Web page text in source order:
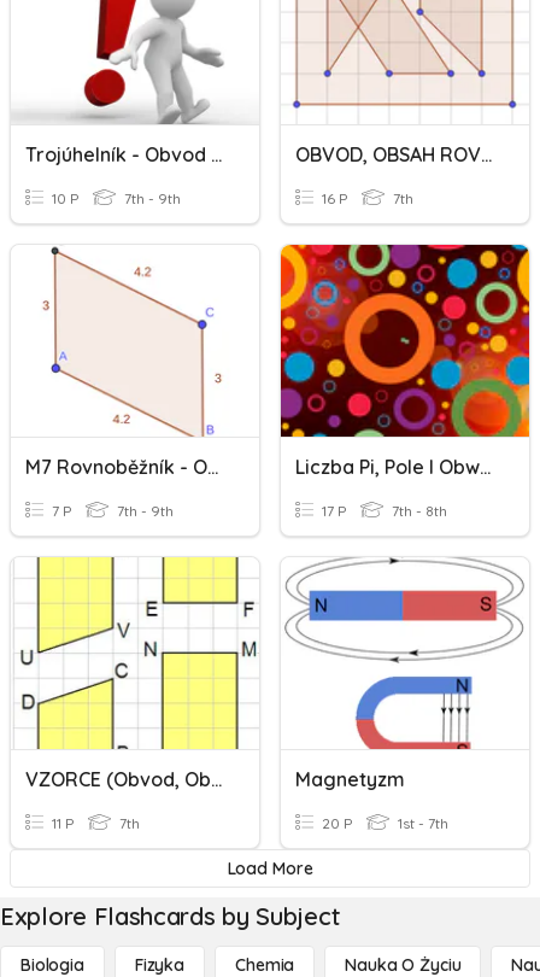
Trojúhelník - Obvod A Obsah
10 P 7th - 9th
OBVOD, OBSAH ROVINNÝCH ÚTVARŮ
16 P 7th
M7 Rovnoběžník - Obvod
7 P 7th - 9th
Liczba Pi, Pole I Obwód Koła
17 P 7th - 8th
VZORCE (obvod, Obsah Rovinných Útvarů)
11 P 7th
Magnetyzm
20 P 1st - 7th
Load More
Explore Flashcards by Subject
Biologia Fizyka Chemia Nauka O Życiu